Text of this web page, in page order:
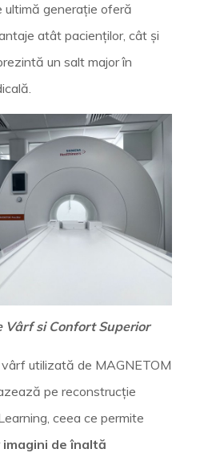
ultimă generație oferă
atât pacienților, cât și
un salt major în
Vârf si Confort Superior
utilizată de MAGNETOM
pe reconstrucție
ceea ce permite
imagini de înaltă